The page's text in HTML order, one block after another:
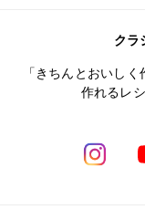
クラ
「きちんとおいし
作れるレ